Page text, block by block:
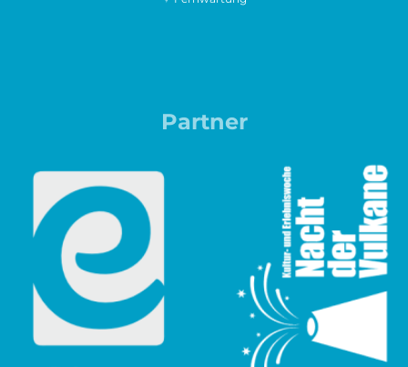
Partner